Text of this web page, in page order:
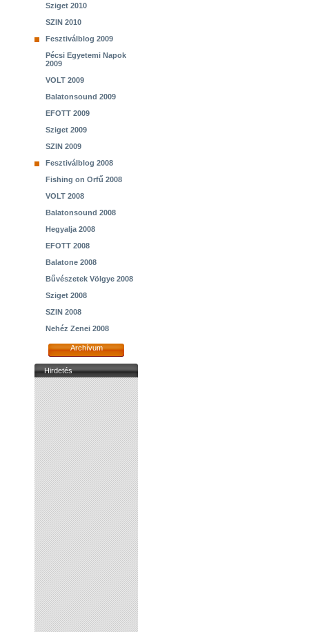
Sziget 2010
SZIN 2010
Fesztiválblog 2009
Pécsi Egyetemi Napok
2009
VOLT 2009
Balatonsound 2009
EFOTT 2009
Sziget 2009
SZIN 2009
Fesztiválblog 2008
Fishing on Orfű 2008
VOLT 2008
Balatonsound 2008
Hegyalja 2008
EFOTT 2008
Balatone 2008
Bűvészetek Völgye 2008
Sziget 2008
SZIN 2008
Nehéz Zenei 2008
Archívum
Hirdetés